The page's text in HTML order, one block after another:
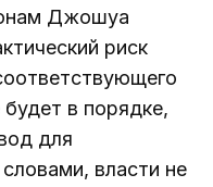
Джошуа
риск
в порядке,
для
власти не